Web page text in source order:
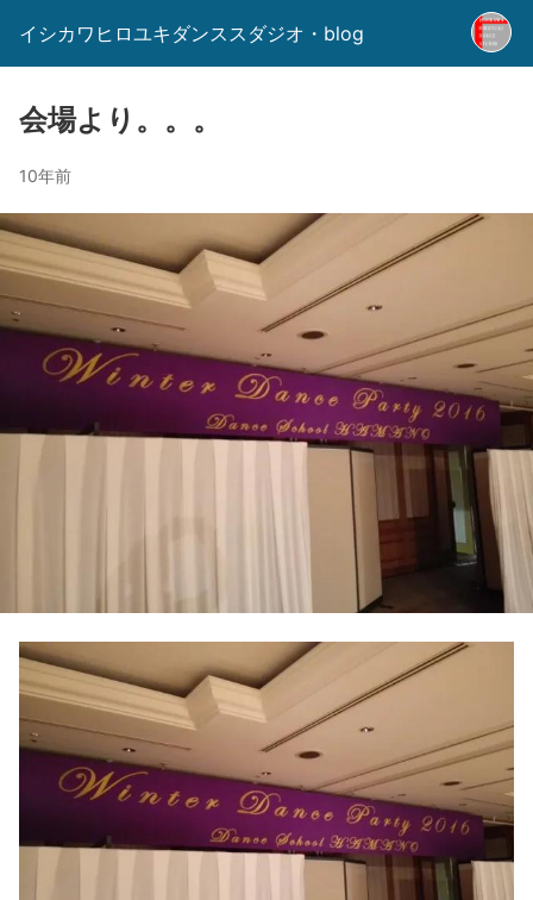
イシカワヒロユキダンススダジオ・blog
会場より。。。
10年前